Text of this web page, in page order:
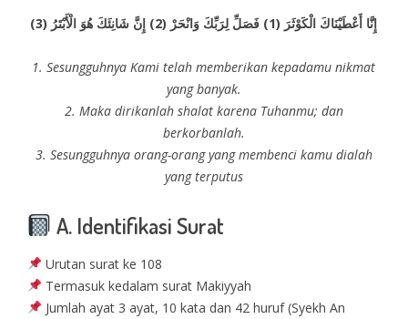
إِنَّا أَعْطَيْنَاكَ الْكَوْثَرَ (1) فَصَلِّ لِرَبِّكَ وَانْحَرْ (2) إِنَّ شَانِئَكَ هُوَ الْأَبْتَرُ (3)
1. Sesungguhnya Kami telah memberikan kepadamu nikmat
yang banyak.
2. Maka dirikanlah shalat karena Tuhanmu; dan
berkorbanlah.
3. Sesungguhnya orang-orang yang membenci kamu dialah
yang terputus
A. Identifikasi Surat
Urutan surat ke 108
Termasuk kedalam surat Makiyyah
Jumlah ayat 3 ayat, 10 kata dan 42 huruf (Syekh An